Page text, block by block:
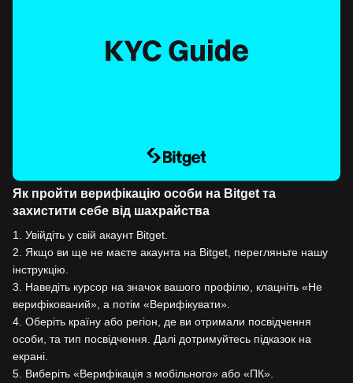
Як пройти верифікацію особи на Bitget та
захистити себе від шахрайства
1
Увійдіть у свій акаунт Bitget.
2
Якщо ви ще не маєте акаунта на Bitget, перегляньте нашу
інструкцію.
3
Наведіть курсор на значок вашого профілю, клацніть «Не
верифікований», а потім «Верифікувати».
4 Оберіть країну або регіон, де ви отримали посвідчення
особи, та тип посвідчення. Далі дотримуйтесь підказок на
екрані.
5 Виберіть «Верифікація з мобільного» або «ПК».